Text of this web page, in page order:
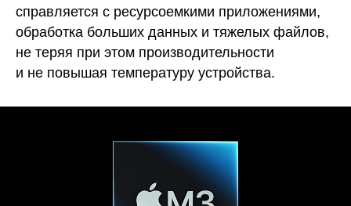
справляется с ресурсоемкими приложениями,
обработка больших данных и тяжелых файлов,
не теряя при этом производительности
и не повышая температуру устройства.